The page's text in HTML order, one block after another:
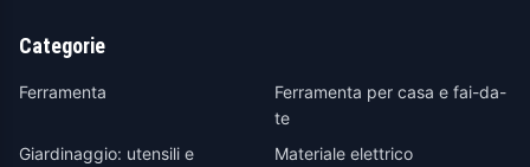
Categorie
Ferramenta
Ferramenta per casa e fai-da-
te
Giardinaggio: utensili e
Materiale elettrico